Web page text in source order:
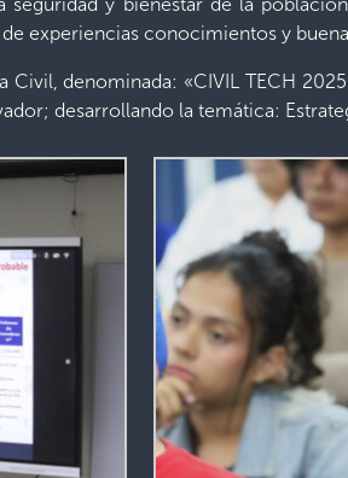
experiencias conocimientos y
denominada: «CIVIL TECH
desarrollando la temática: